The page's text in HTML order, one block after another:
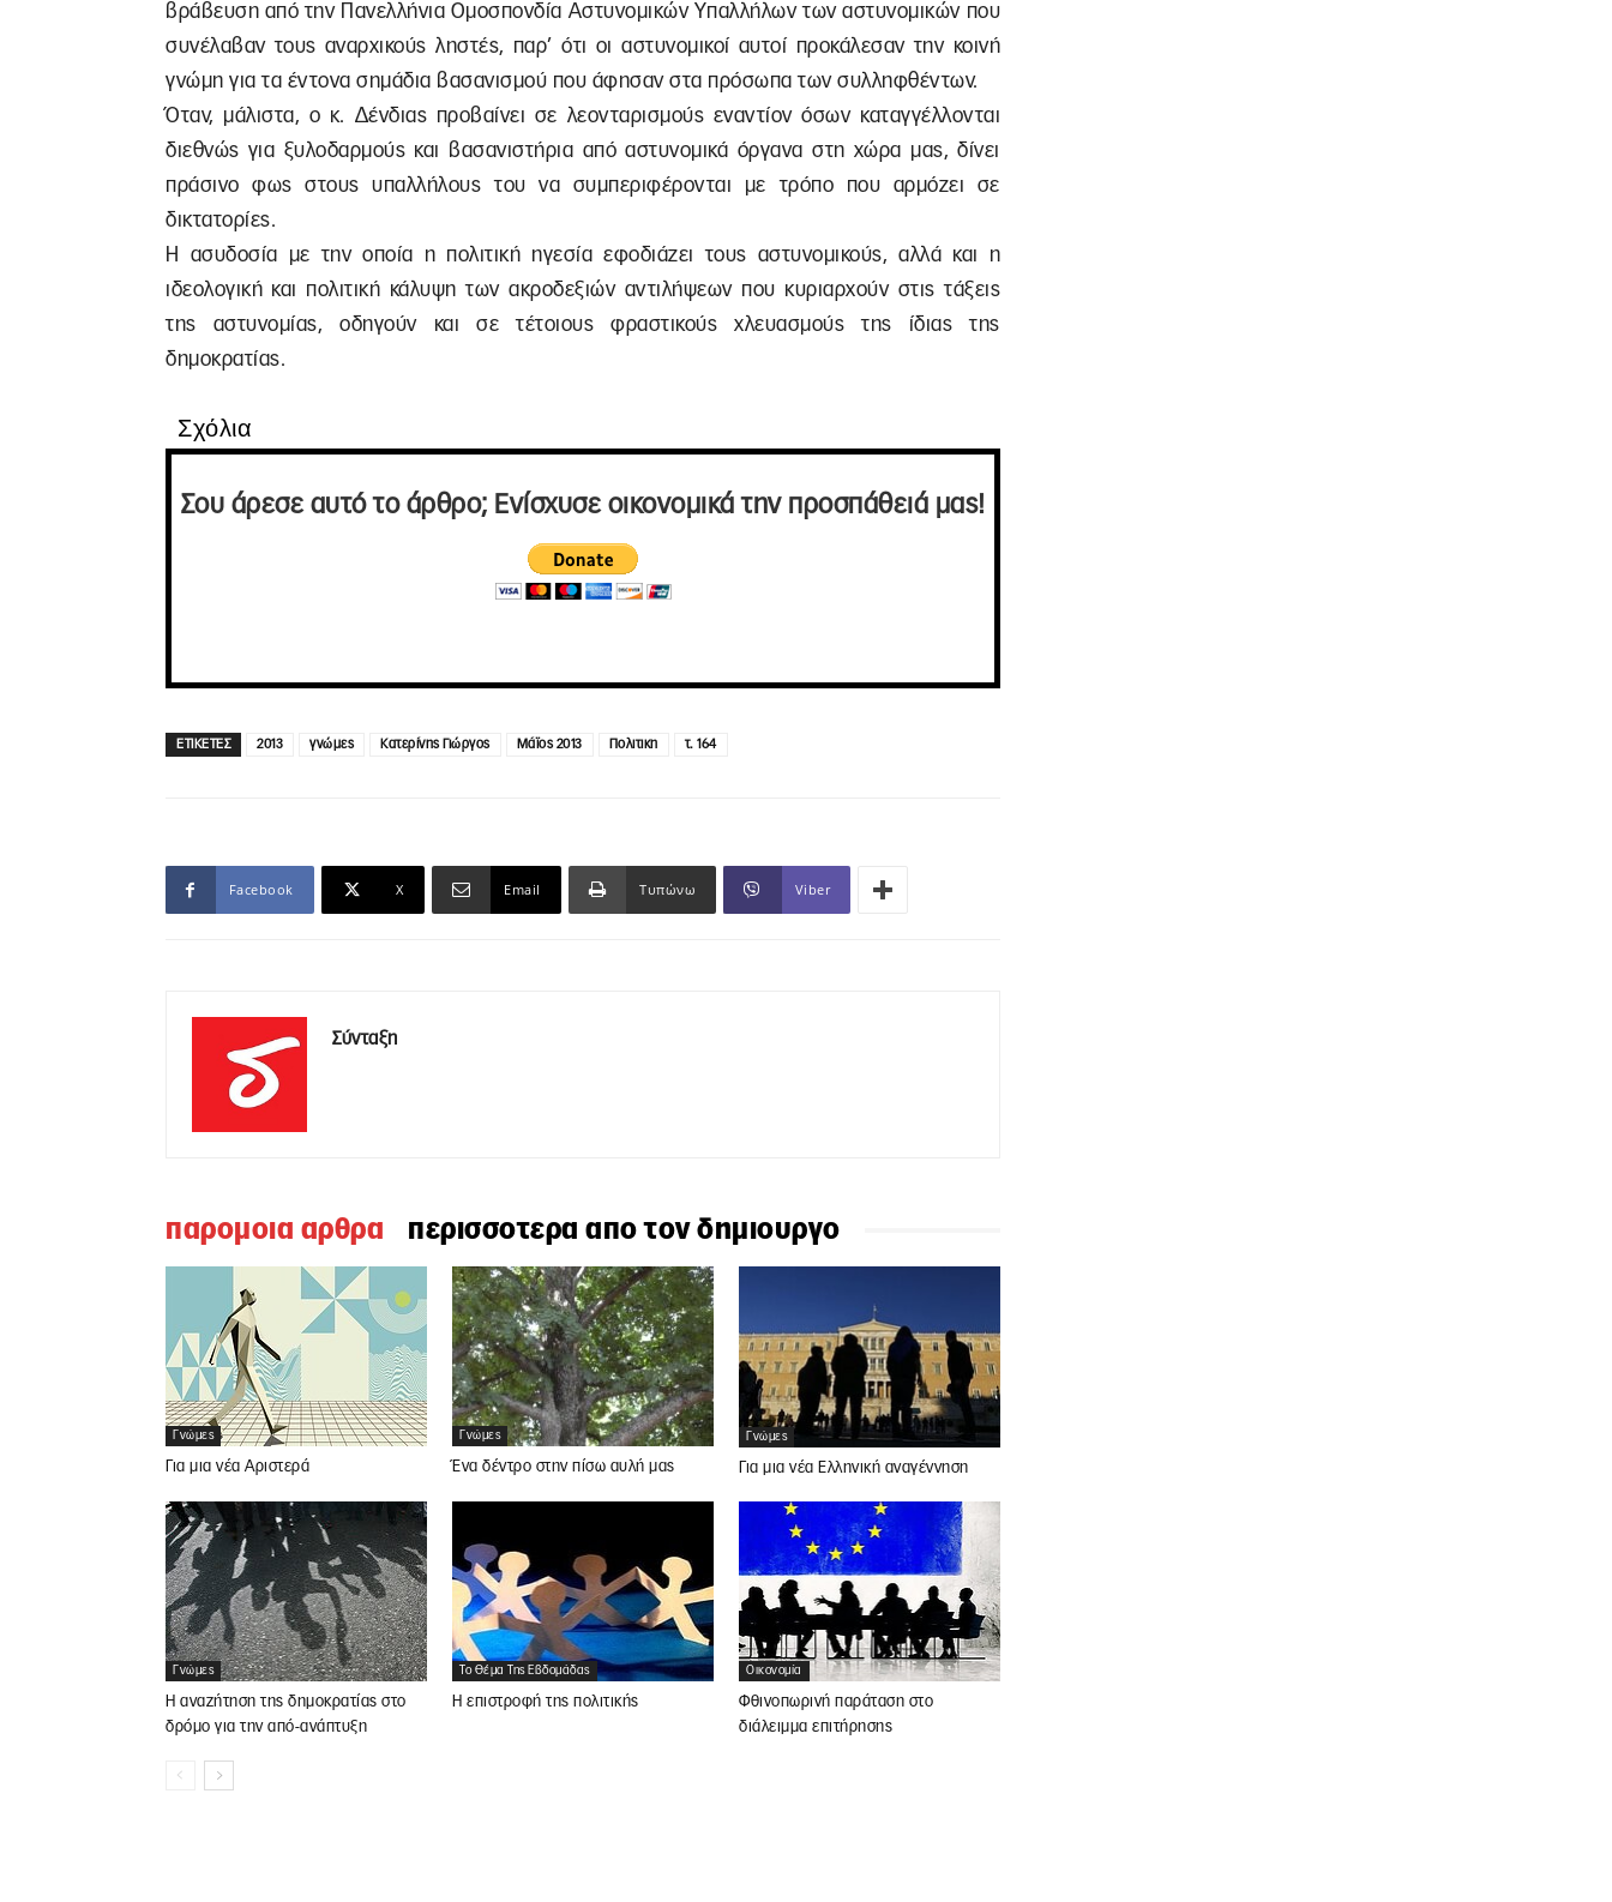
βράβευση από την Πανελλήνια Ομοσπονδία Αστυνομικών Υπαλλήλων των αστυνομικών που
συνέλαβαν τους αναρχικούς ληστές, παρ’ ότι οι αστυνομικοί αυτοί προκάλεσαν την κοινή
γνώμη για τα έντονα σημάδια βασανισμού που άφησαν στα πρόσωπα των συλληφθέντων.
Όταν, μάλιστα, ο κ. Δένδιας προβαίνει σε λεονταρισμούς εναντίον όσων καταγγέλλονται
διεθνώς για ξυλοδαρμούς και βασανιστήρια από αστυνομικά όργανα στη χώρα μας, δίνει
πράσινο φως στους υπαλλήλους του να συμπεριφέρονται με τρόπο που αρμόζει σε
δικτατορίες.
Η ασυδοσία με την οποία η πολιτική ηγεσία εφοδιάζει τους αστυνομικούς, αλλά και η
ιδεολογική και πολιτική κάλυψη των ακροδεξιών αντιλήψεων που κυριαρχούν στις τάξεις
της αστυνομίας, οδηγούν και σε τέτοιους φραστικούς χλευασμούς της ίδιας της
δημοκρατίας.
Σχόλια
Σου άρεσε αυτό το άρθρο; Ενίσχυσε οικονομικά την προσπάθειά μας!
ΕΤΙΚΕΤΕΣ 2013 γνώμες Κατερίνης Γιώργος Μάϊος 2013 Πολιτικη τ. 164
Facebook X Email Τυπώνω Viber
Σύνταξη
παρομοια αρθρα περισσοτερα απο τον δημιουργο
Γνώμες
Για μια νέα Αριστερά
Γνώμες
Ένα δέντρο στην πίσω αυλή μας
Γνώμες
Για μια νέα Ελληνική αναγέννηση
Γνώμες
Η αναζήτηση της δημοκρατίας στο
δρόμο για την από-ανάπτυξη
Το Θέμα Της Εβδομάδας
Η επιστροφή της πολιτικής
Οικονομία
Φθινοπωρινή παράταση στο
διάλειμμα επιτήρησης